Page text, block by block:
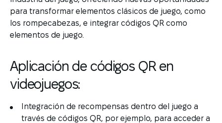
para transformar elementos clásicos de juego, como
los rompecabezas, e integrar códigos QR como
elementos de juego.
Aplicación de códigos QR en
videojuegos:
Integración de recompensas dentro del juego a
través de códigos QR, por ejemplo, para acceder a